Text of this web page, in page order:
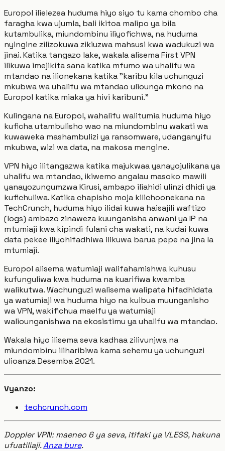
Europol ilielezea huduma hiyo siyo tu kama chombo cha
faragha kwa ujumla, bali ikitoa malipo ya bila
kutambulika, miundombinu iliyofichwa, na huduma
nyingine zilizokuwa zikiuzwa mahsusi kwa wadukuzi wa
jinai. Katika tangazo lake, wakala alisema First VPN
ilikuwa imejikita sana katika mfumo wa uhalifu wa
mtandao na ilionekana katika "karibu kila uchunguzi
mkubwa wa uhalifu wa mtandao uliounga mkono na
Europol katika miaka ya hivi karibuni."
Kulingana na Europol, wahalifu walitumia huduma hiyo
kuficha utambulisho wao na miundombinu wakati wa
kuwaweka mashambulizi ya ransomware, udanganyifu
mkubwa, wizi wa data, na makosa mengine.
VPN hiyo ilitangazwa katika majukwaa yanayojulikana ya
uhalifu wa mtandao, ikiwemo angalau masoko mawili
yanayozungumzwa Kirusi, ambapo iliahidi ulinzi dhidi ya
kufichuliwa. Katika chapisho moja kilichoonekana na
TechCrunch, huduma hiyo ilidai kuwa haisajili waftizo
(logs) ambazo zinaweza kuunganisha anwani ya IP na
mtumiaji kwa kipindi fulani cha wakati, na kudai kuwa
data pekee iliyohifadhiwa ilikuwa barua pepe na jina la
mtumiaji.
Europol alisema watumiaji walifahamishwa kuhusu
kufunguliwa kwa huduma na kuarifiwa kwamba
walikutwa. Wachunguzi walisema walipata hifadhidata
ya watumiaji wa huduma hiyo na kuibua muunganisho
wa VPN, wakifichua maelfu ya watumiaji
waliounganishwa na ekosistimu ya uhalifu wa mtandao.
Wakala hiyo ilisema seva kadhaa zilivunjwa na
miundombinu iliharibiwa kama sehemu ya uchunguzi
ulioanza Desemba 2021.
Vyanzo:
techcrunch.com
Doppler VPN: maeneo 6 ya seva, itifaki ya VLESS, hakuna
ufuatiliaji.Anza bure.